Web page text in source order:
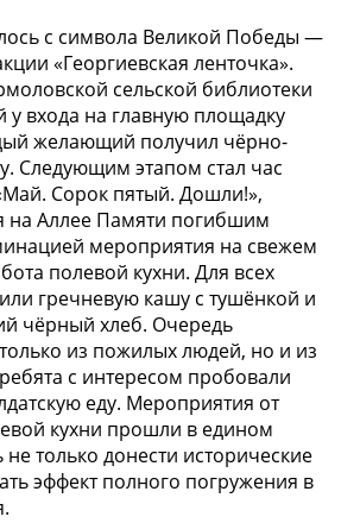
с символа Великой Победы —
«Георгиевская ленточка».
сельской библиотеки
у входа на главную площадку
желающий получил чёрно-
Следующим этапом стал час
Сорок пятый. Дошли!»,
на Аллее Памяти погибшим
мероприятия на свежем
полевой кухни. Для всех
гречневую кашу с тушёнкой и
чёрный хлеб. Очередь
из пожилых людей, но и из
с интересом пробовали
еду. Мероприятия от
кухни прошли в едином
только донести исторические
эффект полного погружения в